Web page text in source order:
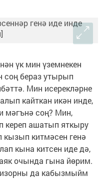
үк мин үземнекен
соң бераз утырып
Мин исерекләрне
кайткан икән инде,
мәгънә соң? Мин,
кереп ашатып яткыру
китмәсен генә
кына китсен иде дә,
очында гына йөрим.
да кабызмыйм